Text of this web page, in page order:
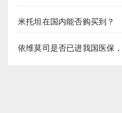
米托坦在国内能否购买到？
依维莫司是否已进我国医保